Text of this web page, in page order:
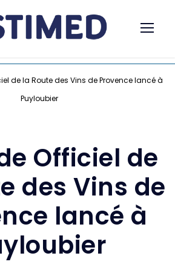
de la Route des Vins de Provence lancé à
Puyloubier
Officiel de
des Vins de
lancé à